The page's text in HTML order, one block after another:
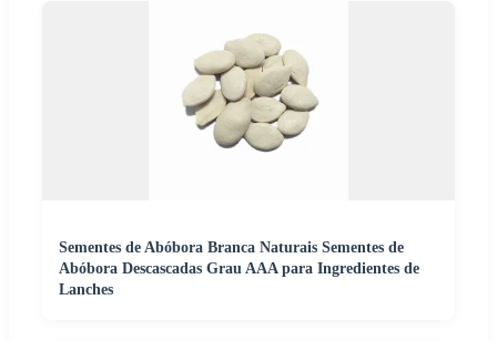
Sementes de Abóbora Branca Naturais Sementes de
Abóbora Descascadas Grau AAA para Ingredientes de
Lanches